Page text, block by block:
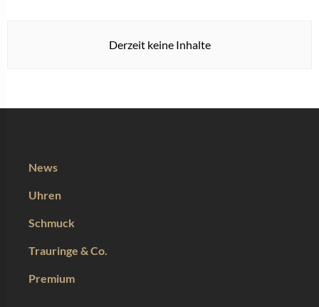
Derzeit keine Inhalte
News
Uhren
Schmuck
Trauringe & Co.
Premium